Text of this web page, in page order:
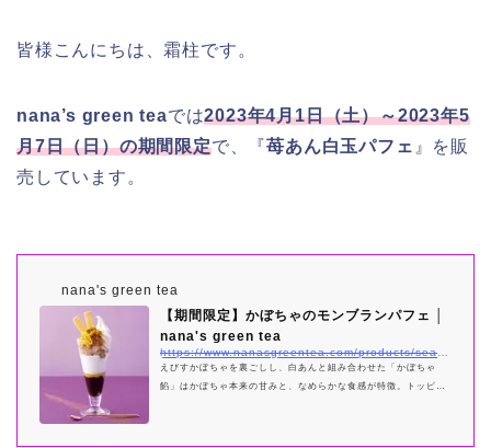
皆様こんにちは、霜柱です。
nana’s green teaでは2023年4月1日（土）～2023年5
月7日（日）の期間限定で、『苺あん白玉パフェ 』を販
売しています。
nana's green tea
【期間限定】かぼちゃのモンブランパフェ │
nana's green tea
えびすかぼちゃを裏ごしし、白あんと組み合わせた「かぼちゃ
餡」はかぼちゃ本来の甘みと、なめらかな食感が特徴。トッピン